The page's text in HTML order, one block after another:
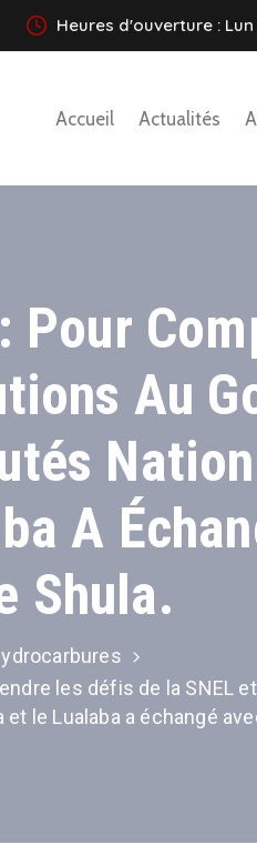
Heures d'ouverture : Lun
Accueil Actualités
Pour
Au
A
Shula.
les défis de la SNEL
et le Lualaba a échangé